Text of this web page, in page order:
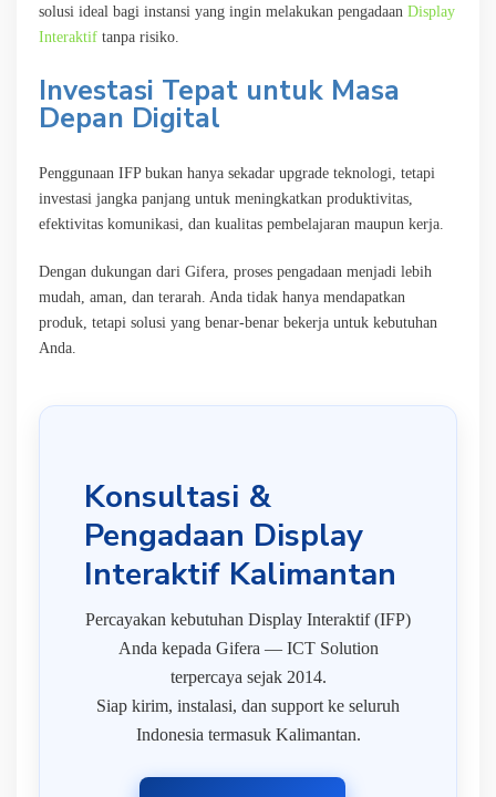
solusi ideal bagi instansi yang ingin melakukan pengadaan Display
Interaktif tanpa risiko.
Investasi Tepat untuk Masa
Depan Digital
Penggunaan IFP bukan hanya sekadar upgrade teknologi, tetapi
investasi jangka panjang untuk meningkatkan produktivitas,
efektivitas komunikasi, dan kualitas pembelajaran maupun kerja.
Dengan dukungan dari Gifera, proses pengadaan menjadi lebih
mudah, aman, dan terarah. Anda tidak hanya mendapatkan
produk, tetapi solusi yang benar-benar bekerja untuk kebutuhan
Anda.
Konsultasi &
Pengadaan Display
Interaktif Kalimantan
Percayakan kebutuhan Display Interaktif (IFP)
Anda kepada Gifera — ICT Solution
terpercaya sejak 2014.
Siap kirim, instalasi, dan support ke seluruh
Indonesia termasuk Kalimantan.